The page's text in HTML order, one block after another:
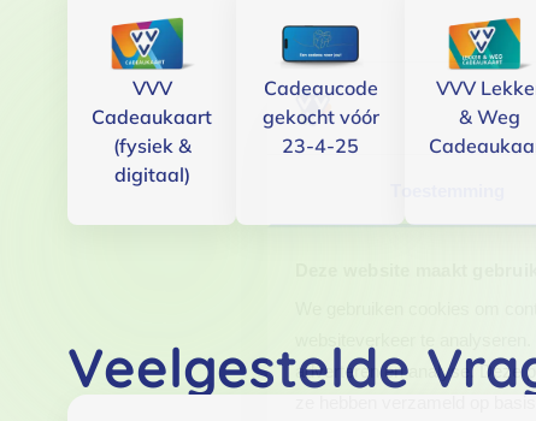
adverteren en analyse. Deze
VVV
Cadeaukaart
(fysiek &
digitaal)
Cadeaucode
gekocht vóór
23-4-25
VVV
& Weg
Veelgestelde